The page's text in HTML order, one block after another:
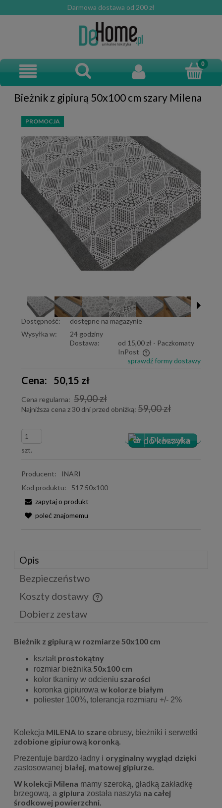
Darmowa dostawa od 200 zł
Bieżnik z gipiurą 50x100 cm szary Milena
PROMOCJA
Dostępność:
dostępne na magazynie
Wysyłka w:
24 godziny
Dostawa:
od 15,00 zł - Paczkomaty
InPost
Cena nie zawiera ewentualnych kosztów płatności
sprawdź formy dostawy
Cena: 50,15 zł
Cena regularna: 59,00 zł
Najniższa cena z 30 dni przed obniżką: 59,00 zł
szt.
Producent:
INARI
Kod produktu:
517 50x100
zapytaj o produkt
poleć znajomemu
Opis
Bezpieczeństwo
Koszty dostawy
Cena nie zawiera ewentualnych kosztów płatności
Dobierz zestaw
Bieżnik z gipiurą w rozmiarze 50x100 cm
kształt prostokątny
rozmiar bieżnika 50x100 cm
kolor tkaniny w odcieniu szarości
koronka gipiurowa w kolorze białym
poliester 100%, tolerancja rozmiaru +/- 2%
Kolekcja MILENA to szareobrusy, bieżniki i serwetki
zdobione gipiurową koronką.
Prezentuje bardzo ładny i oryginalny wygląd dzięki
zastosowanej białej, matowej gipiurze.
W kolekcji Milena mamy szeroką, gładką zakładkę
brzegową, a gipiura została naszyta na całej
środkowej powierzchni.